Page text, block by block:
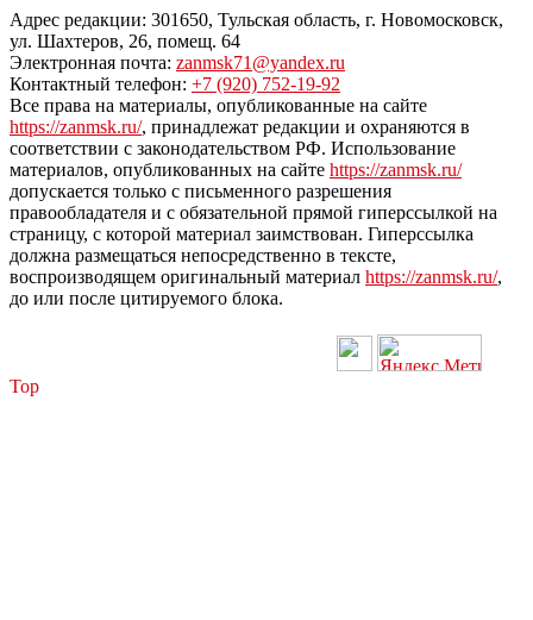
Адрес редакции: 301650, Тульская область, г. Новомосковск,
ул. Шахтеров, 26, помещ. 64
Электронная почта: zanmsk71@yandex.ru
Контактный телефон: +7 (920) 752-19-92
Все права на материалы, опубликованные на сайте
https://zanmsk.ru/, принадлежат редакции и охраняются в
соответствии с законодательством РФ. Использование
материалов, опубликованных на сайте https://zanmsk.ru/
допускается только с письменного разрешения
правообладателя и с обязательной прямой гиперссылкой на
страницу, с которой материал заимствован. Гиперссылка
должна размещаться непосредственно в тексте,
воспроизводящем оригинальный материал https://zanmsk.ru/,
до или после цитируемого блока.
Top